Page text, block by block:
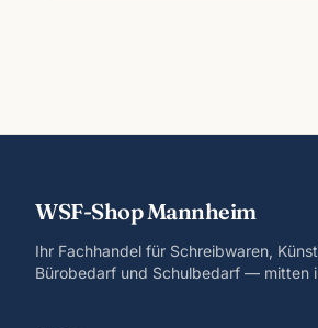
WSF-Shop Mannheim
Ihr Fachhandel für Schreibwaren,
Bürobedarf und Schulbedarf — mitten